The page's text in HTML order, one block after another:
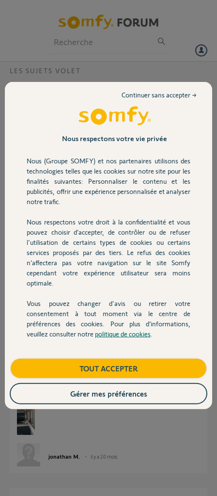
Volet
Sécurité
Domotique
Chauffage
Autres produits
Devis avec un pro
Contact
LES SUJETS VOLET
impossible d'obtenir le va et vient sur mon
je n'arrive pas à mettre mon volet roulant Moteur Somfy
S&SO RS100 + commande Smoove avec secours en mode
Après avoir essayé le protocole de réinitialisation de la motorisation
(OFF 2sec - ON 8sec - OFF 2sec - ON), le volet effectue seulement
une montée.
Si je débranche à nouveau pendant 2 secondes il effectue une
descente.
Jamais de va et vient.
Le bouton poussoir JAUNE est bien enfoncé
Le bouton poussoir BLANC est bien relaché
Comment puis-je faire pour appairer une télécommande?
Merci par avance.
jonathan
il y a 10 mois
Participer au fil de discussion
Réponses
jonathan M. il y a 10 mois
Nous respectons votre vie privée
Nous (Groupe SOMFY) et nos partenaires utilisons des
technologies telles que les cookies sur notre site pour les
finalités suivantes: Personnaliser le contenu et les
publicités, offrir une expérience personnalisée et analyser
notre trafic.
Nous respectons votre droit à la confidentialité et vous
pouvez choisir d’accepter, de contrôler ou de refuser
l'utilisation de certains types de cookies ou certains
services proposés par des tiers. Le refus des cookies
n’affectera pas votre navigation sur le site Somfy
cependant votre expérience utilisateur sera moins
optimale.
Vous pouvez changer d'avis ou retirer votre
consentement à tout moment via le centre de
préférences des cookies. Pour plus d’informations,
veuillez consulter notre politique de cookies
Continuer sans accepter →
TOUT ACCEPTER
Gérer mes préférences